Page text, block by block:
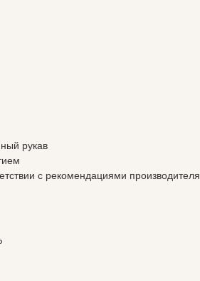
рукав
с рекомендациями производителя